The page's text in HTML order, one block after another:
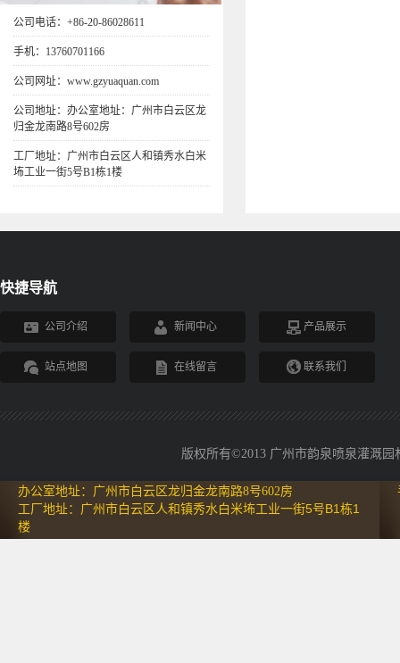
公司电话：+86-20-86028611
手机：13760701166
公司网址：www.gzyuaquan.com
公司地址：办公室地址：广州市白云区龙
归金龙南路8号602房
工厂地址：广州市白云区人和镇秀水白米
㘵工业一街5号B1栋1楼
快捷导航
公司介绍 新闻中心 产品展示
站点地图 在线留言 联系我们
版权所有©2013 广州市韵泉喷泉灌溉
办公室地址：广州市白云区龙归金龙南路8号602房
工厂地址：广州市白云区人和镇秀水白米㘵工业一街5号B1栋1
楼